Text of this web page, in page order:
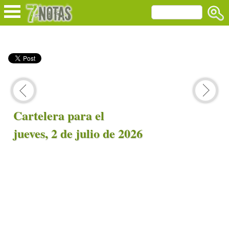
Cartelera para el
jueves, 2 de julio de 2026